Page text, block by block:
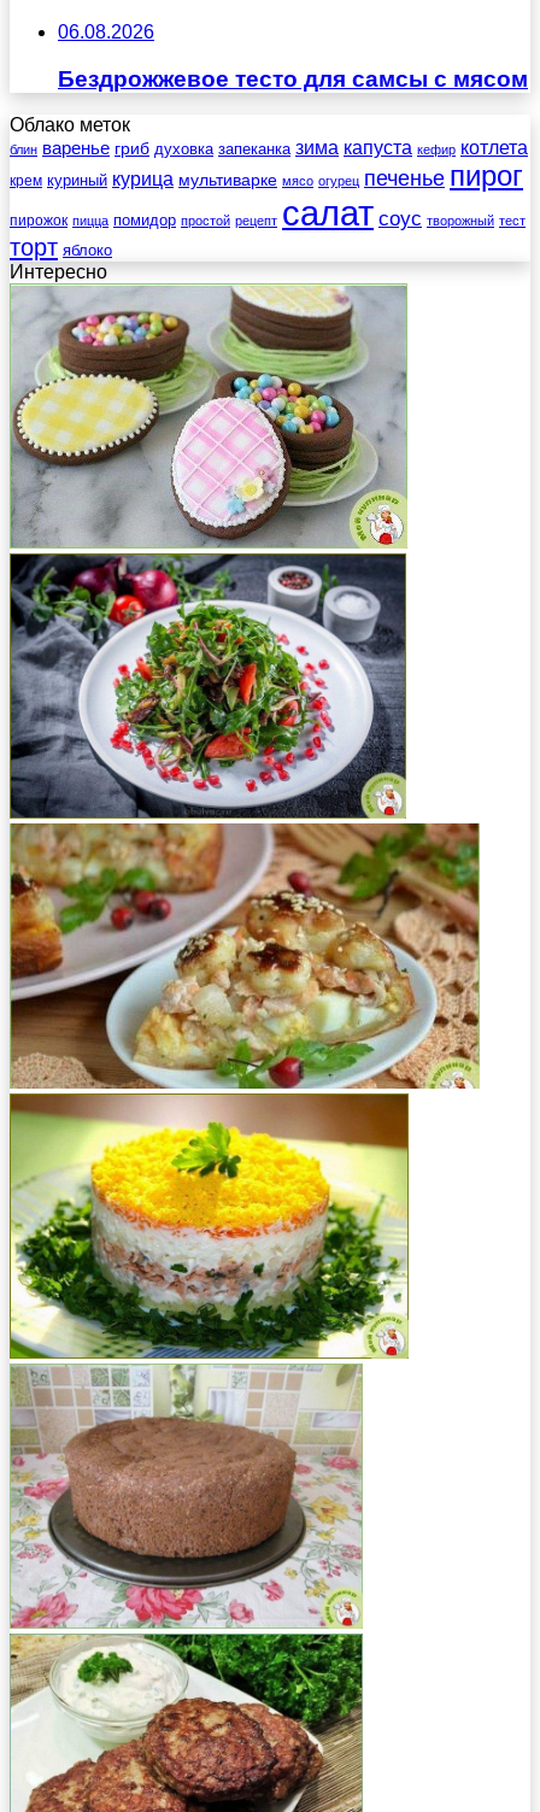
06.08.2026
Бездрожжевое тесто для самсы с мясом
Облако меток
блин варенье гриб духовка запеканка зима капуста кефир котлета
крем куриный курица мультиварке мясо огурец печенье пирог
пирожок пицца помидор простой рецепт салат соус творожный тест
торт яблоко
Интересно